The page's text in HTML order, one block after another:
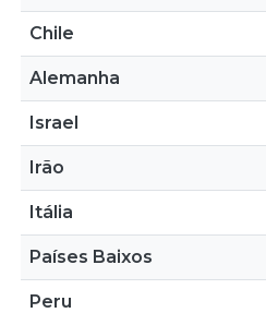
Chile
Alemanha
Israel
Irão
Itália
Países Baixos
Peru